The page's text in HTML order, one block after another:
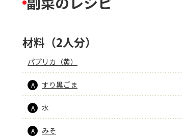
材料（2人分）
パプリカ（黄）
A すり黒ごま
A 水
A みそ